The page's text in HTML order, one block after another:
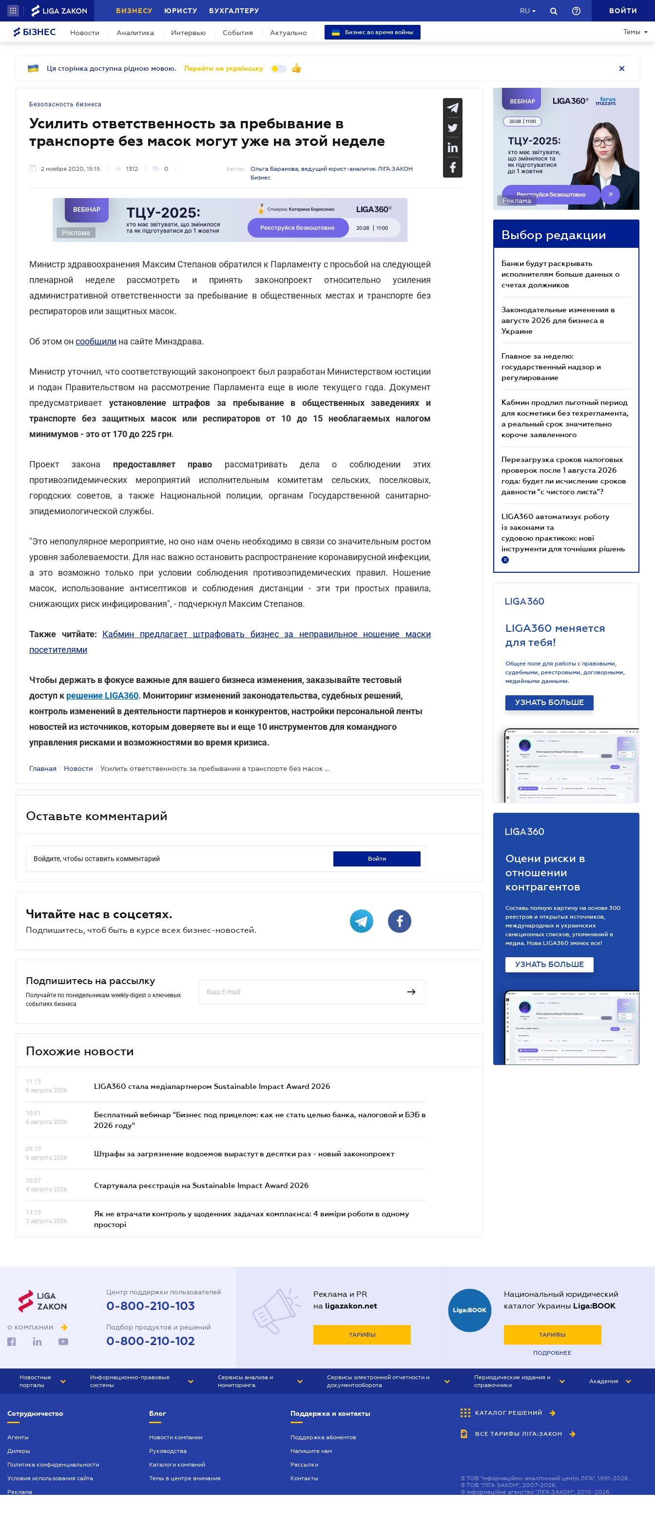
БИЗНЕСУ ЮРИСТУ БУХГАЛТЕРУ RU ВОЙТИ
БІЗНЕС Новости Аналитика Интервью События Актуально Бизнес во время войны Темы
Ця сторінка доступна рідною мовою. Перейти на українську
Безопасность бизнеса
Усилить ответственность за пребывание в
транспорте без масок могут уже на этой неделе
2 ноября 2020, 15:15 1312 0 Автор:
Ольга Баранова, ведущий юрист-аналитик ЛІГА:ЗАКОН
Бизнес
Реклама
Министр здравоохранения Максим Степанов обратился к Парламенту с просьбой на следующей
пленарной неделе рассмотреть и принять законопроект относительно усиления
административной ответственности за пребывание в общественных местах и транспорте без
респираторов или защитных масок.
Об этом он сообщили на сайте Минздрава.
Министр уточнил, что соответствующий законопроект был разработан Министерством юстиции
и подан Правительством на рассмотрение Парламента еще в июле текущего года. Документ
предусматривает установление штрафов за пребывание в общественных заведениях и
транспорте без защитных масок или респираторов от 10 до 15 необлагаемых налогом
минимумов - это от 170 до 225 грн.
Проект закона предоставляет право рассматривать дела о соблюдении этих
противоэпидемических мероприятий исполнительным комитетам сельских, поселковых,
городских советов, а также Национальной полиции, органам Государственной санитарно-
эпидемиологической службы.
"Это непопулярное мероприятие, но оно нам очень необходимо в связи со значительным ростом
уровня заболеваемости. Для нас важно остановить распространение коронавирусной инфекции,
а это возможно только при условии соблюдения противоэпидемических правил. Ношение
масок, использование антисептиков и соблюдения дистанции - эти три простых правила,
снижающих риск инфицирования", - подчеркнул Максим Степанов.
Также читйате:
Кабмин предлагает штрафовать бизнес за неправильное ношение маски
посетителями
Чтобы держать в фокусе важные для вашего бизнеса изменения, заказывайте тестовый
доступ к решение LIGA360. Мониторинг изменений законодательства, судебных решений,
контроль изменений в деятельности партнеров и конкурентов, настройки персональной ленты
новостей из источников, которым доверяете вы и еще 10 инструментов для командного
управления рисками и возможностями во время кризиса.
Главная / Новости / Усилить ответственность за пребывание в транспорте без масок могут уже на этой неделе
Оставьте комментарий
Войдите, чтобы оставить комментарий войти
Читайте нас в соцсетях.
Подпишитесь, чтоб быть в курсе всех бизнес-новостей.
Подпишитесь на рассылку
Получайте по понедельникам weekly-digest о ключевых
событиях бизнеса
Похожие новости
11.15
6 августа 2026
LIGA360 стала медіапартнером Sustainable Impact Award 2026
10.01
6 августа 2026
Бесплатный вебинар "Бизнес под прицелом: как не стать целью банка, налоговой и БЭБ в
2026 году"
09.10
6 августа 2026
Штрафы за загрязнение водоемов вырастут в десятки раз - новый законопроект
10.07
4 августа 2026
Стартувала реєстрація на Sustainable Impact Award 2026
13.15
3 августа 2026
Як не втрачати контроль у щоденних задачах комплаєнса: 4 виміри роботи в одному
просторі
Реклама
Выбор редакции
Банки будут раскрывать
исполнителям больше данных о
счетах должников
Законодательные изменения в
августе 2026 для бизнеса в
Украине
Главное за неделю:
государственный надзор и
регулирование
Кабмин продлил льготный период
для косметики без техрегламента,
а реальный срок значительно
короче заявленного
Перезагрузка сроков налоговых
проверок после 1 августа 2026
года: будет ли исчисление сроков
давности "с чистого листа"?
LIGA360 автоматизує роботу
із законами та
судовою практикою: нові
інструменти для точніших рішень
R
LIGA360 меняется
для тебя!
Общее поле для работы с правовыми,
судебными, реестровыми, договорными,
медийными данными.
УЗНАТЬ БОЛЬШЕ
Оцени риски в
отношении
контрагентов
Составь полную картину на основе 300
реестров и открытых источников,
международных и украинских
санкционных списков, упоминаний в
медиа. Нова LIGA360 змінює все!
УЗНАТЬ БОЛЬШЕ
О КОМПАНИИ
Центр поддержки пользователей
0-800-210-103
Подбор продуктов и решений
0-800-210-102
Реклама и PR
на ligazakon.net
ТАРИФЫ
Национальный юридический
каталог Украины Liga:BOOK
ТАРИФЫ
ПОДРОБНЕЕ
Новостные
порталы
БИЗНЕС
Информационно-правовые
системы
БУХГАЛТЕР ПРОФ
ЮРИСТ ПРОФ
Сервисы анализа и
мониторинга
Сервисы электронной отчетности и
документооборота
Периодические издания и
справочники
БУХГАЛТЕР&ЗАКОН
ВЕСТНИК МСФО
Академия
Сотрудничество
Агенты
Дилеры
Политика конфиденциальности
Условия использования сайта
Реклама
Блог
Новости компании
Руководства
Каталоги компаний
Темы в центре внимания
Поддержка и контакты
Поддержка абонентов
Напишите нам
Рассылки
Контакты
КАТАЛОГ РЕШЕНИЙ
ВСЕ ТАРИФЫ ЛІГА:ЗАКОН
©ТОВ "інформаційно-аналітичний центр ЛІГА", 1991-2026.
©ТОВ "ЛІГА ЗАКОН", 2007-2026.
© Інформаційне агенство "ЛІГА:ЗАКОН", 2010-2026.